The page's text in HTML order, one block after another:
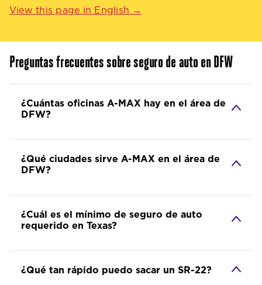
View this page in English →
Preguntas frecuentes sobre seguro de auto en DFW
¿Cuántas oficinas A-MAX hay en el área de
DFW?
¿Qué ciudades sirve A-MAX en el área de
DFW?
¿Cuál es el mínimo de seguro de auto
requerido en Texas?
¿Qué tan rápido puedo sacar un SR-22?